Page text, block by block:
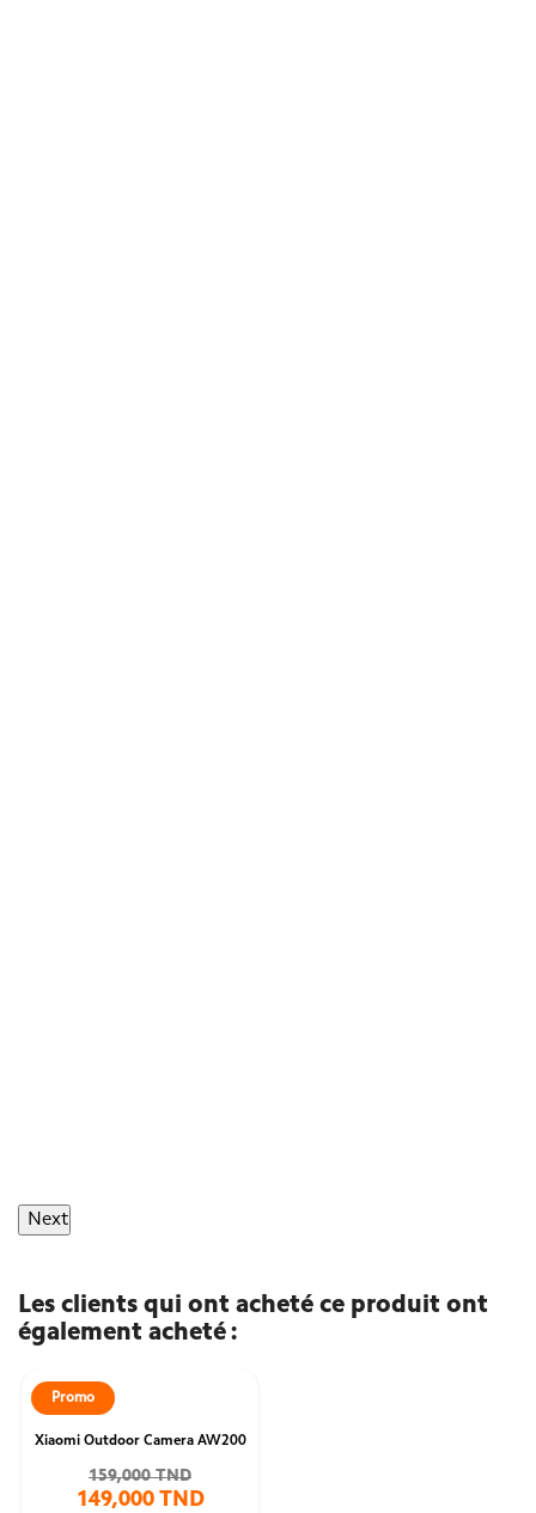
Next
Les clients qui ont acheté ce produit ont
également acheté :
Xiaomi Outdoor Camera AW200
159,000 TND
149,000 TND
Promo